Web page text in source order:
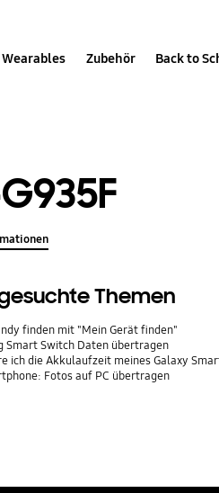
Wearables Zubehör Back to
Themen
finden mit "Mein Gerät finden"
Smart Switch Daten übertragen
ich die Akkulaufzeit meines Galaxy
Fotos auf PC übertragen